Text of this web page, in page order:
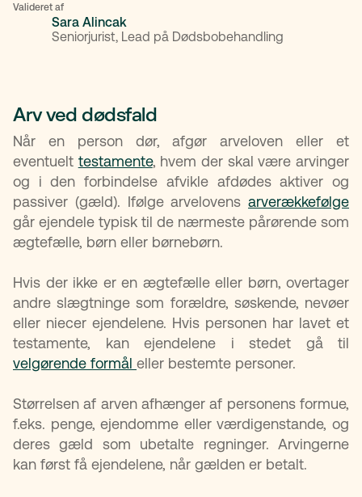
Valideret af
Sara Alincak
Seniorjurist, Lead på Dødsbobehandling
Arv ved dødsfald
Når en person dør, afgør arveloven eller et
eventuelt testamente, hvem der skal være arvinger
og i den forbindelse afvikle afdødes aktiver og
passiver (gæld). Ifølge arvelovens arverækkefølge
går ejendele typisk til de nærmeste pårørende som
ægtefælle, børn eller børnebørn.
Hvis der ikke er en ægtefælle eller børn, overtager
andre slægtninge som forældre, søskende, nevøer
eller niecer ejendelene. Hvis personen har lavet et
testamente, kan ejendelene i stedet gå til
velgørende formål eller bestemte personer.
Størrelsen af arven afhænger af personens formue,
f.eks. penge, ejendomme eller værdigenstande, og
deres gæld som ubetalte regninger. Arvingerne
kan først få ejendelene, når gælden er betalt.